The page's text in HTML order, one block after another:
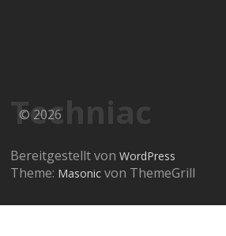
Techniac
© 2026
Bereitgestellt vonWordPress
Theme: Masonic von ThemeGrill